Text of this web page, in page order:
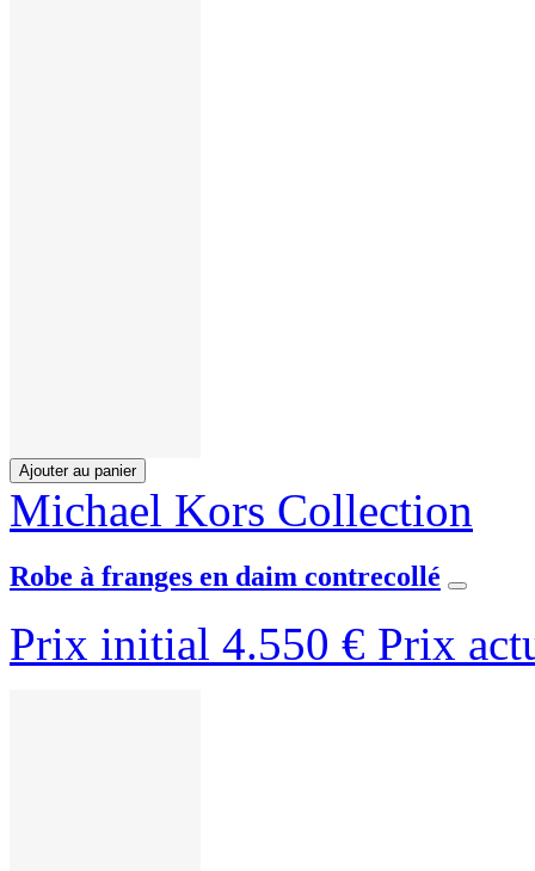
Ajouter au panier
Michael Kors Collection
Robe à franges en daim contrecollé
Prix initial 4.550 € Prix